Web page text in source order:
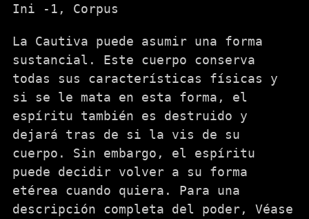
Ini -1, Corpus
La Cautiva puede asumir una forma
sustancial. Este cuerpo conserva
todas sus características físicas y
si se le mata en esta forma, el
espíritu también es destruido y
dejará tras de si la vis de su
cuerpo. Sin embargo, el espíritu
puede decidir volver a su forma
etérea cuando quiera. Para una
descripción completa del poder, Véase